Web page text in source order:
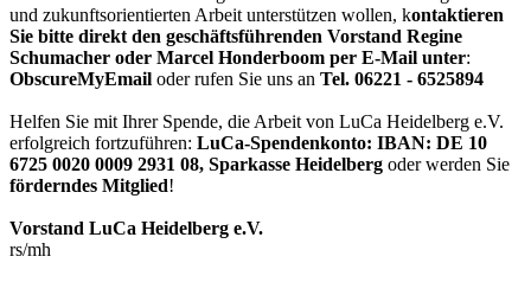
und zukunftsorientierten Arbeit unterstützen wollen, kontaktieren
Sie bitte direkt den geschäftsführenden Vorstand Regine
Schumacher oder Marcel Honderboom per E-Mail unter:
ObscureMyEmail oder rufen Sie uns an Tel. 06221 - 6525894
Helfen Sie mit Ihrer Spende, die Arbeit von LuCa Heidelberg e.V.
erfolgreich fortzuführen: LuCa-Spendenkonto: IBAN: DE 10
6725 0020 0009 2931 08, Sparkasse Heidelberg oder werden Sie
förderndes Mitglied!
Vorstand LuCa Heidelberg e.V.
rs/mh